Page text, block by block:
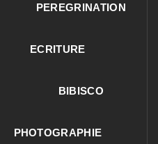
PEREGRINATION
ECRITURE
BIBISCO
PHOTOGRAPHIE